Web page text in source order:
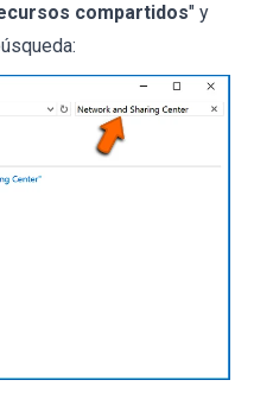
compartidos" y